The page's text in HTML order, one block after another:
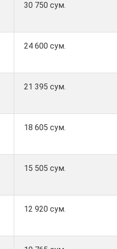
30 750 сум.
24 600 сум.
21 395 сум.
18 605 сум.
15 505 сум.
12 920 сум.